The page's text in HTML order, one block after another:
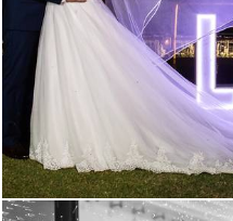
1725